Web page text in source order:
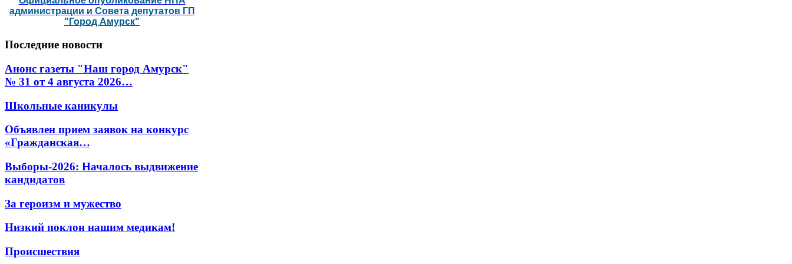
администрации и Совета депутатов ГП
"Город Амурск"
Последние новости
Анонс газеты "Наш город Амурск"
№ 31 от 4 августа 2026…
Школьные каникулы
Объявлен прием заявок на конкурс
«Гражданская…
Выборы-2026: Началось выдвижение
кандидатов
За героизм и мужество
Низкий поклон нашим медикам!
Происшествия